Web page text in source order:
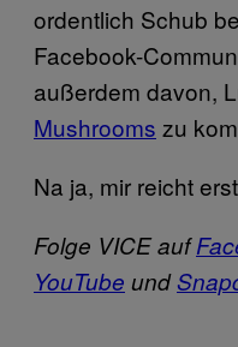
ordentlich Schub
Facebook-
außerdem davon,
Mushrooms zu
Na ja, mir reicht
Folge VICE auf
YouTube und